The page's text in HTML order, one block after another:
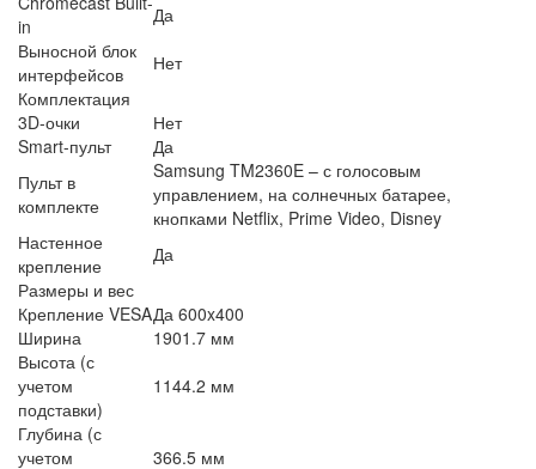
in
Да
Выносной блок
интерфейсов
Нет
Комплектация
3D-очки
Нет
Smart-пульт
Да
Пульт в
комплекте
Samsung TM2360E – с голосовым
управлением, на солнечных батарее,
кнопками Netflix, Prime Video, Disney
Настенное
крепление
Да
Размеры и вес
Крепление VESAДа 600x400
Ширина
1901.7 мм
Высота (с
учетом
подставки)
1144.2 мм
Глубина (с
учетом
366.5 мм